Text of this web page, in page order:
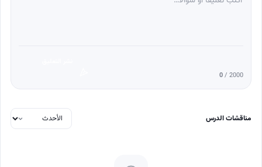
0/ 2000
مناقشات الدرس